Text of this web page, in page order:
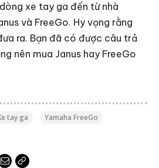
xe tay ga đến từ nhà
và FreeGo. Hy vọng rằng
ra. Bạn đã có được câu trả
nên mua Janus hay FreeGo
tay ga
Yamaha FreeGo